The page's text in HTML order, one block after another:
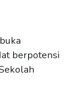
berpotensi